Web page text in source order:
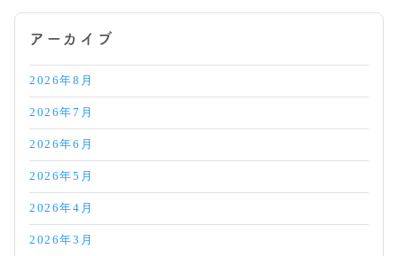
アーカイブ
2026年8月
2026年7月
2026年6月
2026年5月
2026年4月
2026年3月